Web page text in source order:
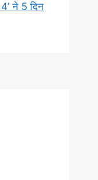
ने 5 दिन